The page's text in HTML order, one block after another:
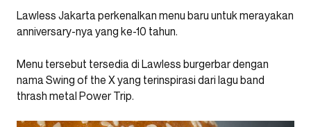
Lawless Jakarta perkenalkan menu baru untuk merayakan
anniversary-nya yang ke-10 tahun.
Menu tersebut tersedia di Lawless burgerbar dengan
nama Swing of the X yang terinspirasi dari lagu band
thrash metal Power Trip.